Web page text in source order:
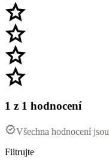
1 z 1 hodnocení
Všechna hodnocení jsou
Filtrujte